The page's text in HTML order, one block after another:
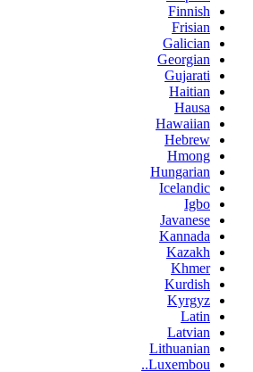
Finnish
Frisian
Galician
Georgian
Gujarati
Haitian
Hausa
Hawaiian
Hebrew
Hmong
Hungarian
Icelandic
Igbo
Javanese
Kannada
Kazakh
Khmer
Kurdish
Kyrgyz
Latin
Latvian
Lithuanian
Luxembou..